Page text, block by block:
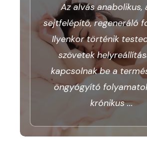
Az alvás anabolikus,
sejtfelépítő, regeneráló
Ilyenkor történik
szövetek
kapcsolnak be a
öngyógyító
krónikus...